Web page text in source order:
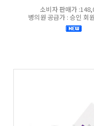
소비자 판매가
병의원 공급가 : 승인 회